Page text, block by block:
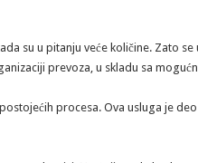
su u pitanju veće količine. Zato se
prevoza, u skladu sa
procesa. Ova usluga je